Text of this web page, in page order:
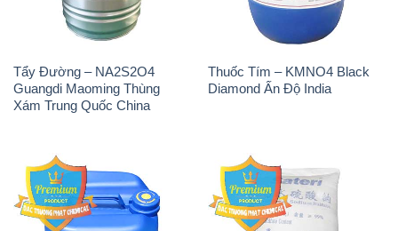
Tẩy Đường – NA2S2O4
Guangdi Maoming Thùng
Xám Trung Quốc China
Thuốc Tím – KMNO4 Black
Diamond Ấn Độ India